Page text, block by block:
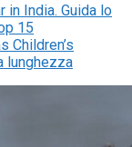
India. Guida lo
15
Children’s
lunghezza